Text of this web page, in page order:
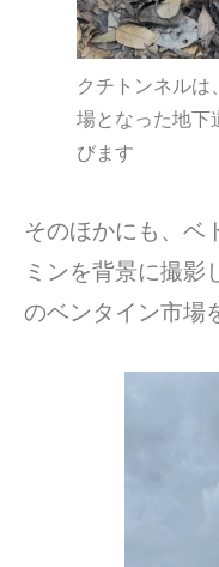
クチトンネルは
場となった地下
びます
そのほかにも、ベ
ミンを背景に撮影
のベンタイン市場